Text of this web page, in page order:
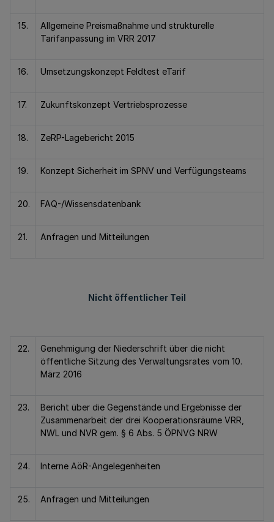
15.
Allgemeine Preismaßnahme und strukturelle
Tarifanpassung im VRR 2017
16. Umsetzungskonzept Feldtest eTarif
17. Zukunftskonzept Vertriebsprozesse
18. ZeRP-Lagebericht 2015
19. Konzept Sicherheit im SPNV und Verfügungsteams
20. FAQ-/Wissensdatenbank
21. Anfragen und Mitteilungen
Nicht öffentlicher Teil
22.
Genehmigung der Niederschrift über die nicht
öffentliche Sitzung des Verwaltungsrates vom 10.
März 2016
23.
Bericht über die Gegenstände und Ergebnisse der
Zusammenarbeit der drei Kooperationsräume VRR,
NWL und NVR gem. § 6 Abs. 5 ÖPNVG NRW
24. Interne AöR-Angelegenheiten
25. Anfragen und Mitteilungen